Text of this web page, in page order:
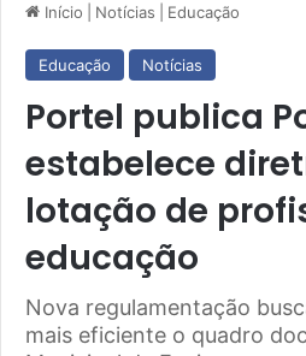
Início Notícias Educação
Educação Notícias
Portel publica
estabelece
lotação de
educação
Nova regulamentação
mais eficiente o quadro